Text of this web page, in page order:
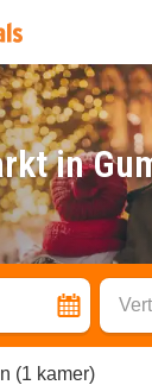
in
(1 kamer)